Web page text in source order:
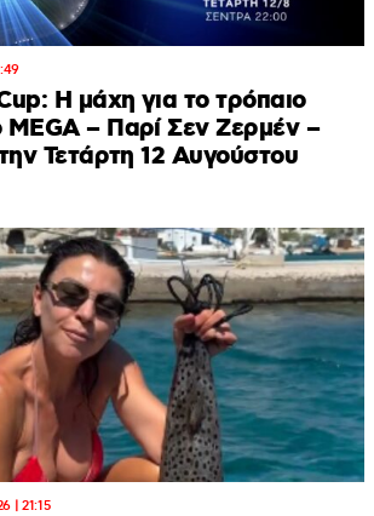
Η μάχη για το τρόπαιο
– Παρί Σεν Ζερμέν –
Τετάρτη 12 Αυγούστου
| 21:15